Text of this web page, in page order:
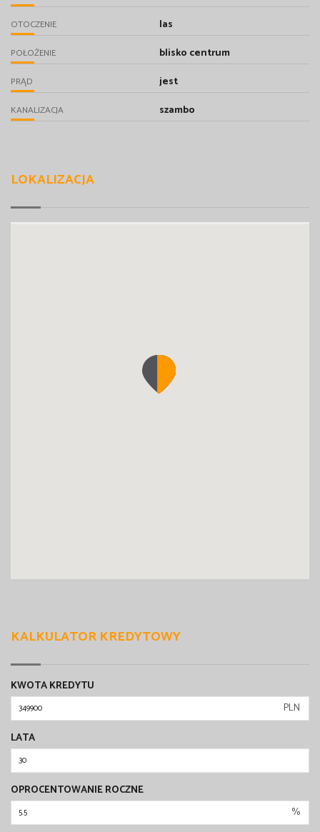
OTOCZENIE las
POŁOŻENIE blisko centrum
PRĄD jest
KANALIZACJA szambo
LOKALIZACJA
KALKULATOR KREDYTOWY
KWOTA KREDYTU
PLN
LATA
OPROCENTOWANIE ROCZNE
%